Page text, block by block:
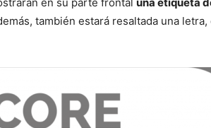
también estará resaltada una